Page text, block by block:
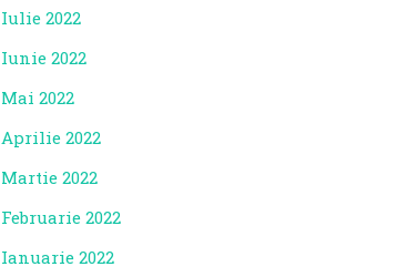
Iulie 2022
Iunie 2022
Mai 2022
Aprilie 2022
Martie 2022
Februarie 2022
Ianuarie 2022